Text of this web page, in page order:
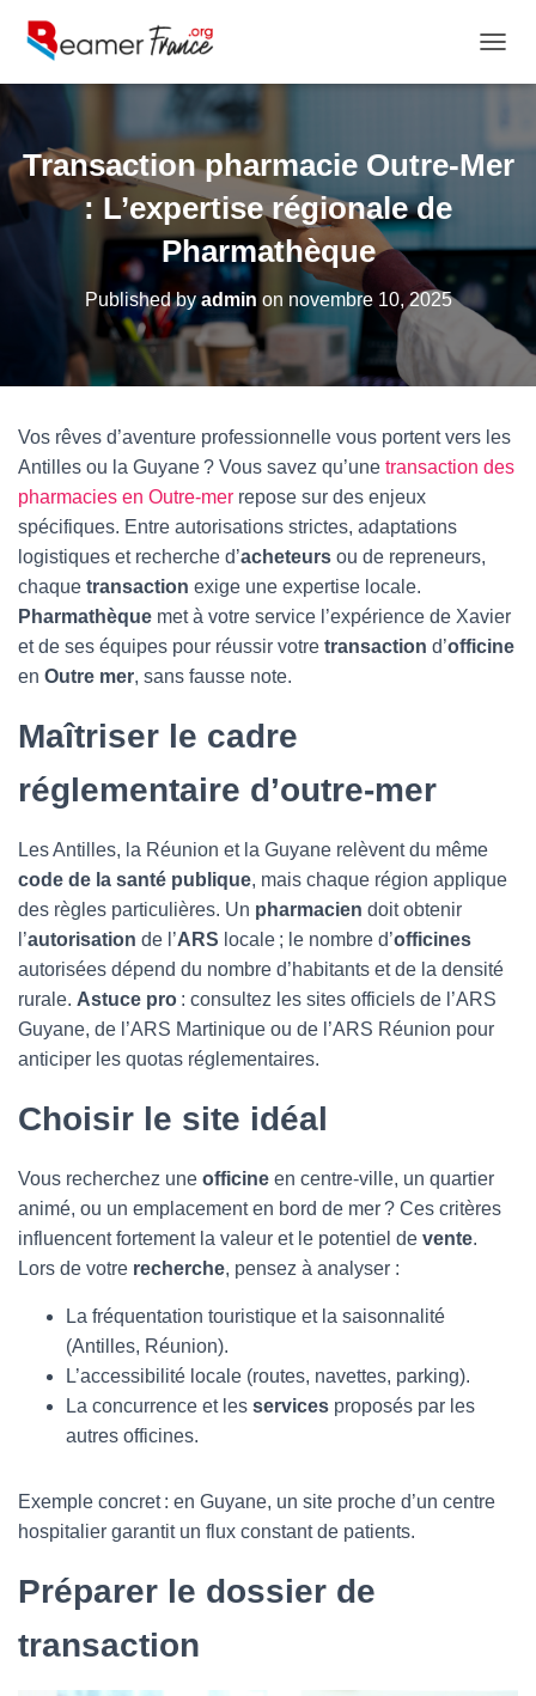
Transaction pharmacie Outre-Mer
: L’expertise régionale de
Pharmathèque
Published byadmin on novembre 10, 2025
Vos rêves d’aventure professionnelle vous portent vers les
Antilles ou la Guyane ? Vous savez qu’une transaction des
pharmacies en Outre-mer repose sur des enjeux
spécifiques. Entre autorisations strictes, adaptations
logistiques et recherche d’acheteurs ou de repreneurs,
chaque transaction exige une expertise locale.
Pharmathèque met à votre service l’expérience de Xavier
et de ses équipes pour réussir votre transaction d’officine
en Outre mer, sans fausse note.
Maîtriser le cadre
réglementaire d’outre-mer
Les Antilles, la Réunion et la Guyane relèvent du même
code de la santé publique, mais chaque région applique
des règles particulières. Un pharmacien doit obtenir
l’autorisation de l’ARS locale ; le nombre d’officines
autorisées dépend du nombre d’habitants et de la densité
rurale. Astuce pro : consultez les sites officiels de l’ARS
Guyane, de l’ARS Martinique ou de l’ARS Réunion pour
anticiper les quotas réglementaires.
Choisir le site idéal
Vous recherchez une officine en centre-ville, un quartier
animé, ou un emplacement en bord de mer ? Ces critères
influencent fortement la valeur et le potentiel de vente.
Lors de votre recherche, pensez à analyser :
La fréquentation touristique et la saisonnalité
(Antilles, Réunion).
L’accessibilité locale (routes, navettes, parking).
La concurrence et les services proposés par les
autres officines.
Exemple concret : en Guyane, un site proche d’un centre
hospitalier garantit un flux constant de patients.
Préparer le dossier de
transaction